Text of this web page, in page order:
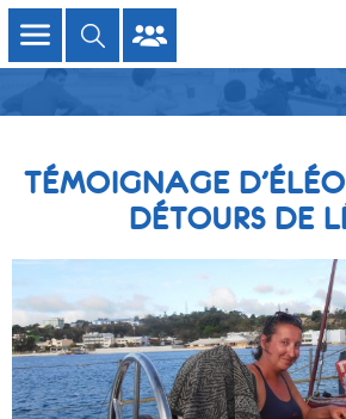
TÉMOIGNAGE
DÉTOURS DE